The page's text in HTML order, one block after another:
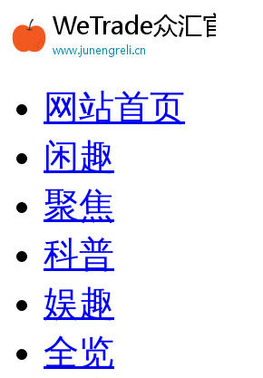
网站首页
闲趣
聚焦
科普
娱趣
全览